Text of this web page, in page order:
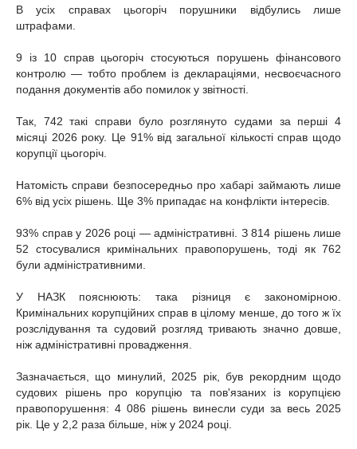
В усіх справах цьогоріч порушники відбулись лише
штрафами.
9 із 10 справ цьогоріч стосуються порушень фінансового
контролю — тобто проблем із деклараціями, несвоєчасного
подання документів або помилок у звітності.
Так, 742 такі справи було розглянуто судами за перші 4
місяці 2026 року. Це 91% від загальної кількості справ щодо
корупції цьогоріч.
Натомість справи безпосередньо про хабарі займають лише
6% від усіх рішень. Ще 3% припадає на конфлікти інтересів.
93% справ у 2026 році — адміністративні. З 814 рішень лише
52 стосувалися кримінальних правопорушень, тоді як 762
були адміністративними.
У НАЗК пояснюють: така різниця є закономірною.
Кримінальних корупційних справ в цілому менше, до того ж їх
розслідування та судовий розгляд тривають значно довше,
ніж адміністративні провадження.
Зазначається, що минулий, 2025 рік, був рекордним щодо
судових рішень про корупцію та пов'язаних із корупцією
правопорушення: 4 086 рішень винесли суди за весь 2025
рік. Це у 2,2 раза більше, ніж у 2024 році.